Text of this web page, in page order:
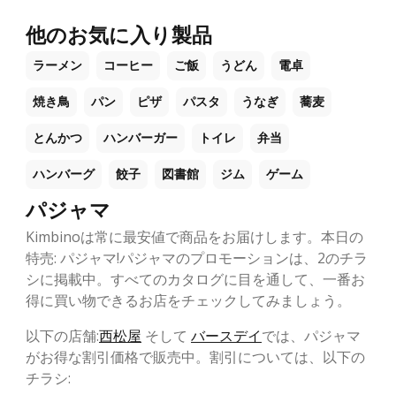
他のお気に入り製品
ラーメン コーヒー ご飯 うどん 電卓
焼き鳥 パン ピザ パスタ うなぎ 蕎麦
とんかつ ハンバーガー トイレ 弁当
ハンバーグ 餃子 図書館 ジム ゲーム
パジャマ
Kimbinoは常に最安値で商品をお届けします。本日の
特売: パジャマ!パジャマのプロモーションは、2のチラ
シに掲載中。すべてのカタログに目を通して、一番お
得に買い物できるお店をチェックしてみましょう。
以下の店舗:西松屋 そして バースデイでは、パジャマ
がお得な割引価格で販売中。割引については、以下の
チラシ: